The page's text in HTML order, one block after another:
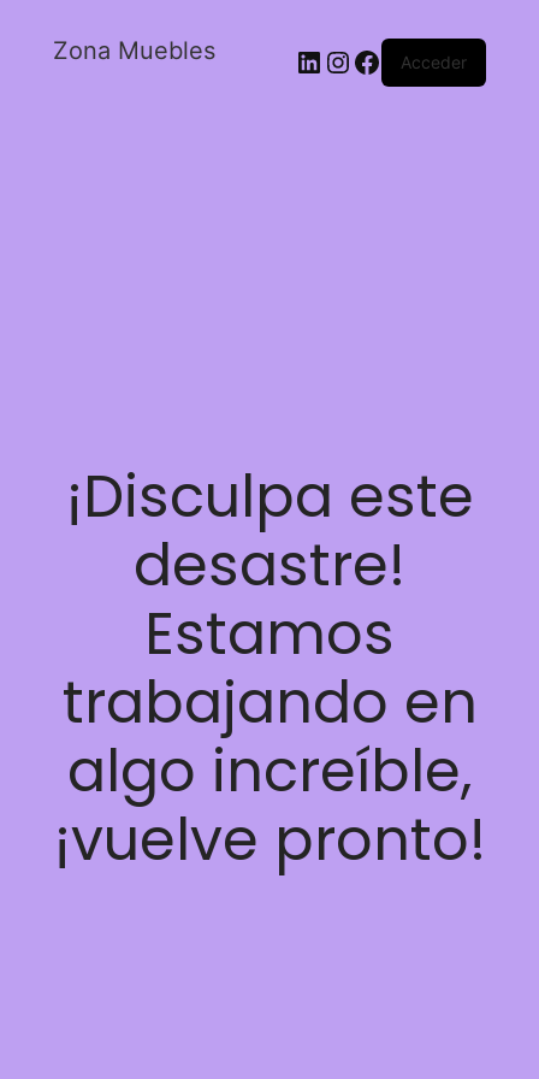
Zona Muebles Acceder
¡Disculpa este
desastre!
Estamos
trabajando en
algo increíble,
¡vuelve pronto!